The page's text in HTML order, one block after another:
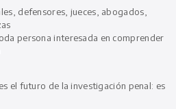
defensores, jueces, abogados,
persona interesada en comprender
el futuro de la investigación penal: es